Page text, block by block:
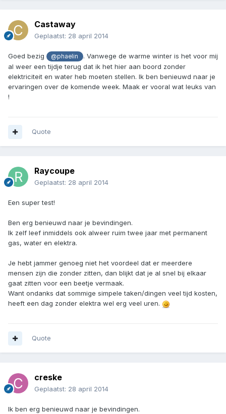
Castaway
Geplaatst: 28 april 2014
Goed bezig @phaelin
. Vanwege de warme winter is het voor mij
al weer een tijdje terug dat ik het hier aan boord zonder
elektriciteit en water heb moeten stellen. Ik ben benieuwd naar je
ervaringen over de komende week. Maak er vooral wat leuks van
!
Quote
Raycoupe
Geplaatst: 28 april 2014
Een super test!
Ben erg benieuwd naar je bevindingen.
Ik zelf leef inmiddels ook alweer ruim twee jaar met permanent
gas, water en elektra.
Je hebt jammer genoeg niet het voordeel dat er meerdere
mensen zijn die zonder zitten, dan blijkt dat je al snel bij elkaar
gaat zitten voor een beetje vermaak.
Want ondanks dat sommige simpele taken/dingen veel tijd kosten,
heeft een dag zonder elektra wel erg veel uren.
Quote
creske
Geplaatst: 28 april 2014
Ik ben erg benieuwd naar je bevindingen.